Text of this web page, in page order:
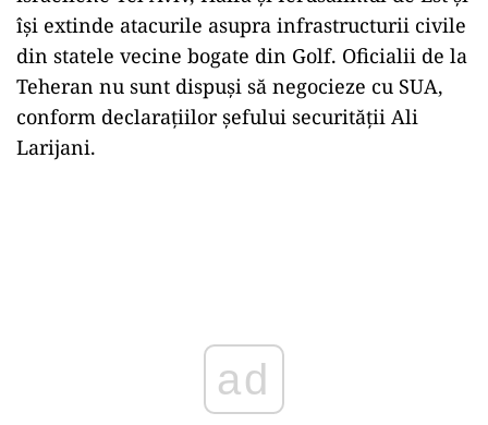
își extinde atacurile asupra infrastructurii civile
din statele vecine bogate din Golf. Oficialii de la
Teheran nu sunt dispuși să negocieze cu SUA,
conform declarațiilor șefului securității Ali
Larijani.
ad